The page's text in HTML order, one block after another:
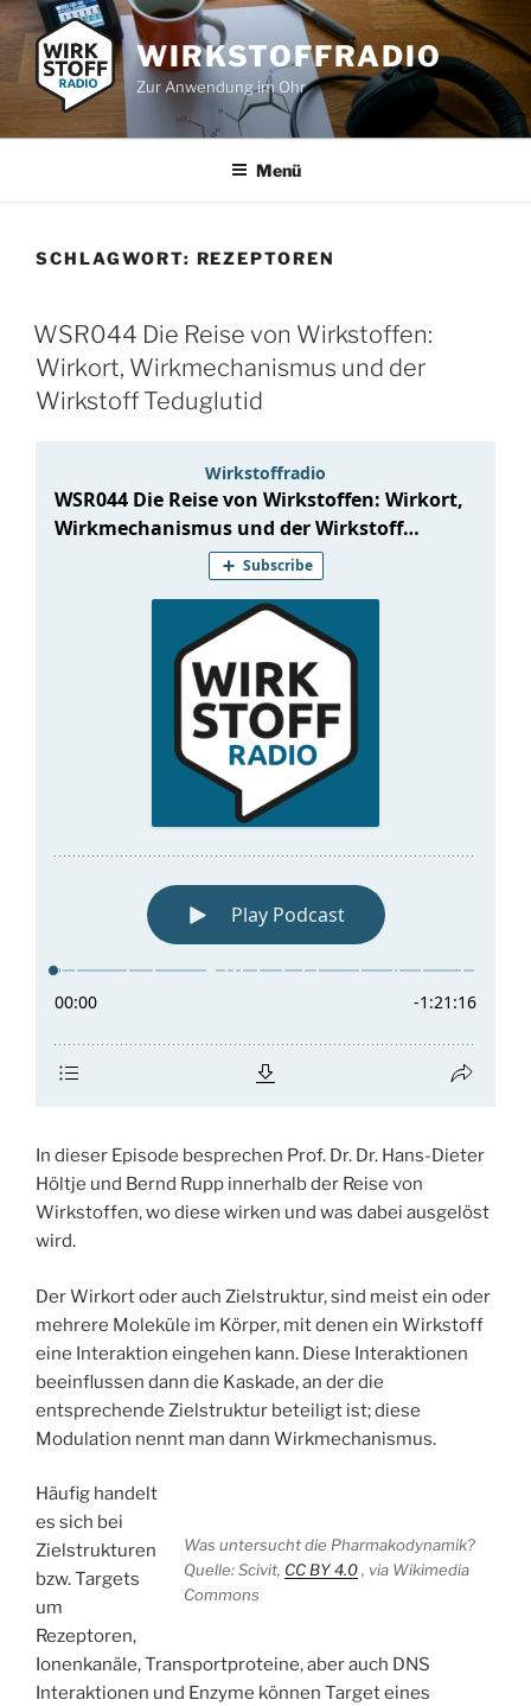
Zum
Inhalt
springen
WIRKSTOFFRADIO
Zur Anwendung im Ohr
Menü
SCHLAGWORT: REZEPTOREN
WSR044 Die Reise von Wirkstoffen:
Wirkort, Wirkmechanismus und der
Wirkstoff Teduglutid
In dieser Episode besprechen Prof. Dr. Dr. Hans-Dieter
Höltje und Bernd Rupp innerhalb der Reise von
Wirkstoffen, wo diese wirken und was dabei ausgelöst
wird.
Der Wirkort oder auch Zielstruktur, sind meist ein oder
mehrere Moleküle im Körper, mit denen ein Wirkstoff
eine Interaktion eingehen kann. Diese Interaktionen
beeinflussen dann die Kaskade, an der die
entsprechende Zielstruktur beteiligt ist; diese
Modulation nennt man dann Wirkmechanismus.
Was untersucht die Pharmakodynamik?
Quelle: Scivit, CC BY 4.0, via Wikimedia
Commons
Häufig handelt
es sich bei
Zielstrukturen
bzw. Targets
um
Rezeptoren,
Ionenkanäle, Transportproteine, aber auch DNS
Interaktionen und Enzyme können Target eines